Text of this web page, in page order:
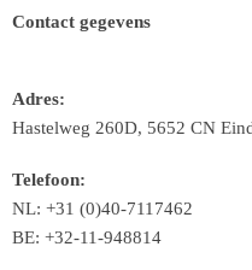
Contact gegevens
Adres:
Hastelweg 260D, 5652 CN
Telefoon:
NL: +31 (0)40-7117462
BE: +32-11-948814